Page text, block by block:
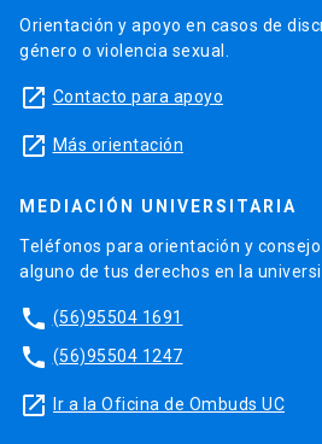
Orientación y apoyo en casos de
género o violencia sexual.
launch Contacto para apoyo
launch Más orientación
MEDIACIÓN UNIVERSITARIA
Teléfonos para orientación y
alguno de tus derechos en la
phone (56)95504 1691
phone (56)95504 1247
launch Ir a la Oficina de Ombuds UC